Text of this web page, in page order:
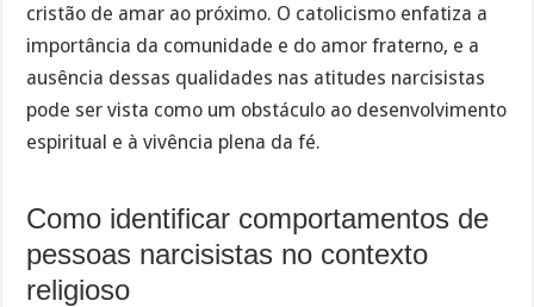
cristão de amar ao próximo. O catolicismo enfatiza a
importância da comunidade e do amor fraterno, e a
ausência dessas qualidades nas atitudes narcisistas
pode ser vista como um obstáculo ao desenvolvimento
espiritual e à vivência plena da fé.
Como identificar comportamentos de
pessoas narcisistas no contexto
religioso